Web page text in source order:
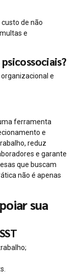
de não
e
e
ferramenta
e
reduz
e garante
que buscam
não é apenas
sua